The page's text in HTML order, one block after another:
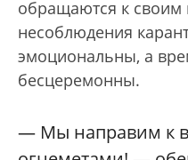
обращаются к
несоблюдения
эмоциональны, а
бесцеремонны.
— Мы направим к